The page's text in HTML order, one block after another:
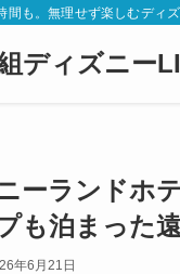
間も。無理せず楽しむディ
ディズニー
ーランドホ
も泊まった
年6月21日